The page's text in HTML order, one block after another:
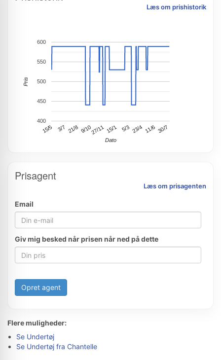
Læs om prishistorik
15/5 3/7 21/8 9/1027/11 15/1 5/3 23/4 11/6 30/7
400
450
500
550
600
Dato
Pris
Prisagent
Læs om prisagenten
Email
Giv mig besked når prisen når ned på dette
Opret agent
Flere muligheder:
Se Undertøj
Se Undertøj fra Chantelle